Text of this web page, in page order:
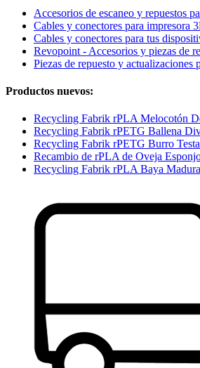
Accesorios de escaneo y repuestos
Cables y conectores para impresora
Cables y conectores para tus
Revopoint - Accesorios y piezas de
Piezas de repuesto y actualizaciones
Productos nuevos:
Recycling Fabrik rPLA Melocotón
Recycling Fabrik rPETG Ballena
Recycling Fabrik rPETG Burro
Recambio de rPLA de Oveja
Recycling Fabrik rPLA Baya